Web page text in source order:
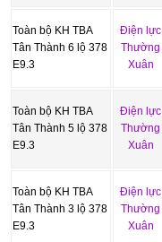
Toàn bộ KH TBA
Tân Thành 6 lộ 378
E9.3
Điện lực
Thường
Xuân
Toàn bộ KH TBA
Tân Thành 5 lộ 378
E9.3
Điện lực
Thường
Xuân
Toàn bộ KH TBA
Tân Thành 3 lộ 378
E9.3
Điện lực
Thường
Xuân